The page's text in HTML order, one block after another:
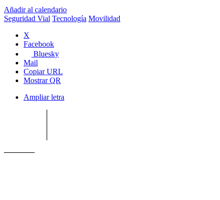
Añadir al calendario
Seguridad Vial Tecnología Movilidad
X
Facebook
Bluesky
Mail
Copiar URL
Mostrar QR
Ampliar letra